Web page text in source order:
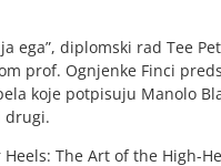
ega”, diplomski rad Tee
prof. Ognjenke Finci
koje potpisuju Manolo
drugi.
The Art of the High-